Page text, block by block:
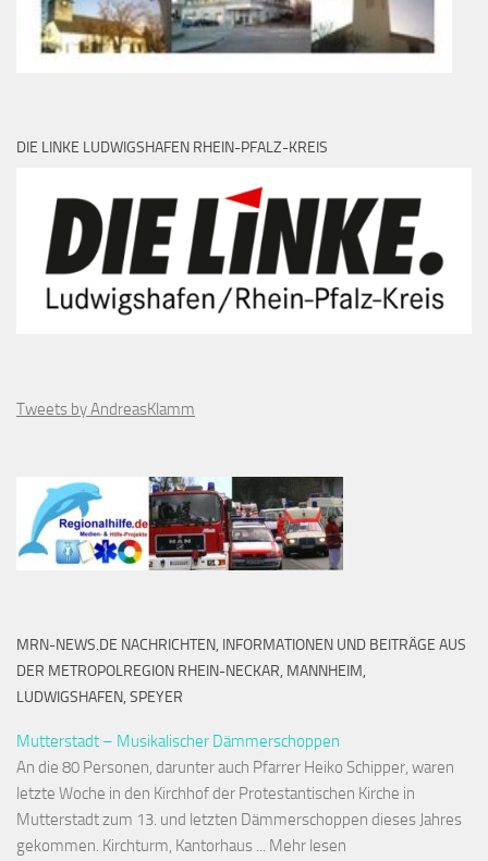
DIE LINKE LUDWIGSHAFEN RHEIN-PFALZ-KREIS
Tweets by AndreasKlamm
MRN-NEWS.DE NACHRICHTEN, INFORMATIONEN UND BEITRÄGE AUS
DER METROPOLREGION RHEIN-NECKAR, MANNHEIM,
LUDWIGSHAFEN, SPEYER
Mutterstadt – Musikalischer Dämmerschoppen
An die 80 Personen, darunter auch Pfarrer Heiko Schipper, waren
letzte Woche in den Kirchhof der Protestantischen Kirche in
Mutterstadt zum 13. und letzten Dämmerschoppen dieses Jahres
gekommen. Kirchturm, Kantorhaus ... Mehr lesen